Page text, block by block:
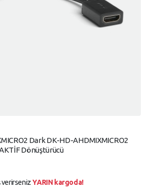
Dark DK-HD-AHDMIXMICRO2
Dönüştürücü
verirsenizYARIN kargoda!